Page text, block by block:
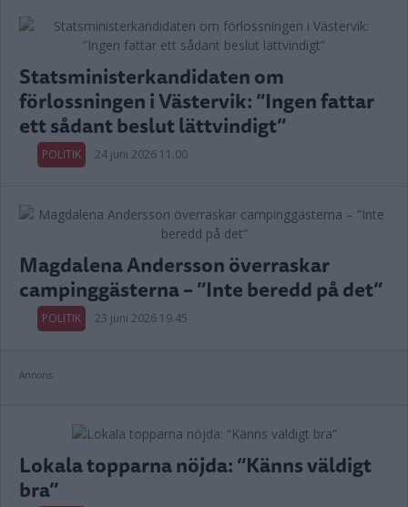
Statsministerkandidaten om
förlossningen i Västervik: ”Ingen fattar
ett sådant beslut lättvindigt”
POLITIK 24 juni 2026 11.00
Magdalena Andersson överraskar
campinggästerna – ”Inte beredd på det”
POLITIK 23 juni 2026 19.45
Annons:
Lokala topparna nöjda: “Känns väldigt
bra”